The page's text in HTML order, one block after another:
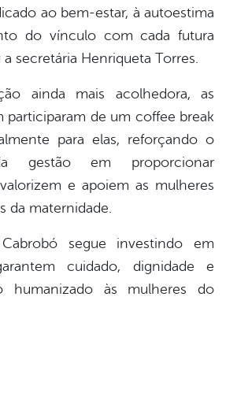
ao bem-estar, à autoestima
do vínculo com cada futura
a secretária Henriqueta Torres.
ainda mais acolhedora, as
participaram de um coffee break
para elas, reforçando o
gestão em proporcionar
e apoiem as mulheres
da maternidade.
segue investindo em
cuidado, dignidade e
humanizado às mulheres do